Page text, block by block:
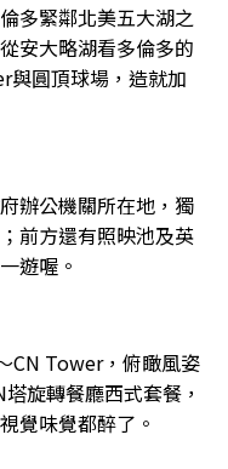
多緊鄰北美五大湖之
安大略湖看多倫多的
與圓頂球場，造就加
辦公機關所在地，獨
前方還有照映池及英
遊喔。
CN Tower，俯瞰風姿
旋轉餐廳西式套餐，
覺味覺都醉了。